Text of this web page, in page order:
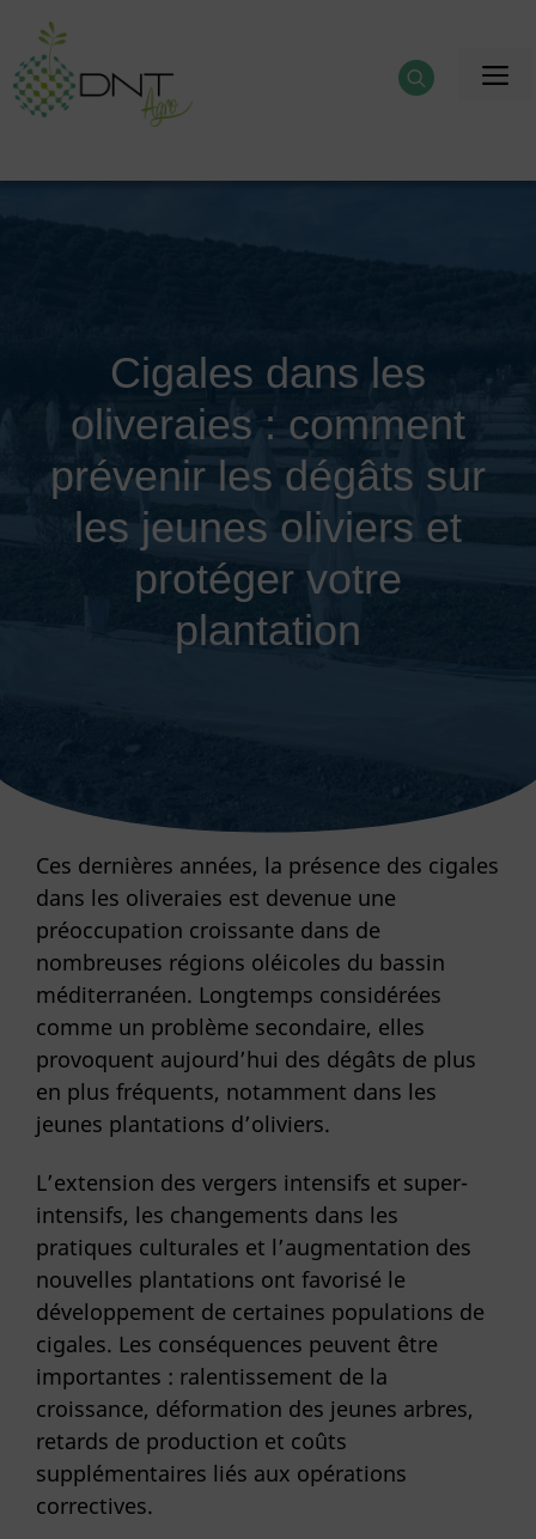
contenu
Cigales dans les
oliveraies : comment
prévenir les dégâts sur
les jeunes oliviers et
protéger votre
plantation
Ces dernières années, la présence des cigales
dans les oliveraies est devenue une
préoccupation croissante dans de
nombreuses régions oléicoles du bassin
méditerranéen. Longtemps considérées
comme un problème secondaire, elles
provoquent aujourd’hui des dégâts de plus
en plus fréquents, notamment dans les
jeunes plantations d’oliviers.
L’extension des vergers intensifs et super-
intensifs, les changements dans les
pratiques culturales et l’augmentation des
nouvelles plantations ont favorisé le
développement de certaines populations de
cigales. Les conséquences peuvent être
importantes : ralentissement de la
croissance, déformation des jeunes arbres,
retards de production et coûts
supplémentaires liés aux opérations
correctives.